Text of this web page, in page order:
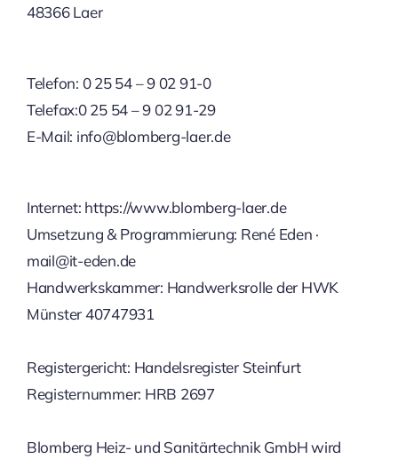
48366 Laer
Telefon: 0 25 54 – 9 02 91-0
Telefax:0 25 54 – 9 02 91-29
E-Mail: info@blomberg-laer.de
Internet: https://www.blomberg-laer.de
Umsetzung & Programmierung: René Eden ·
mail@it-eden.de
Handwerkskammer: Handwerksrolle der HWK
Münster 40747931
Registergericht: Handelsregister Steinfurt
Registernummer: HRB 2697
Blomberg Heiz- und Sanitärtechnik GmbH wird